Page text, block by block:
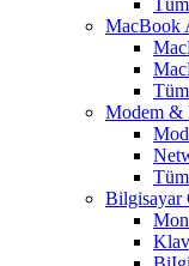
MacBook
Modem &
Bilgisayar